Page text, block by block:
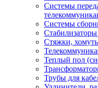
Системы
Системы
Стяжки,
Теплый пол
Трубы для